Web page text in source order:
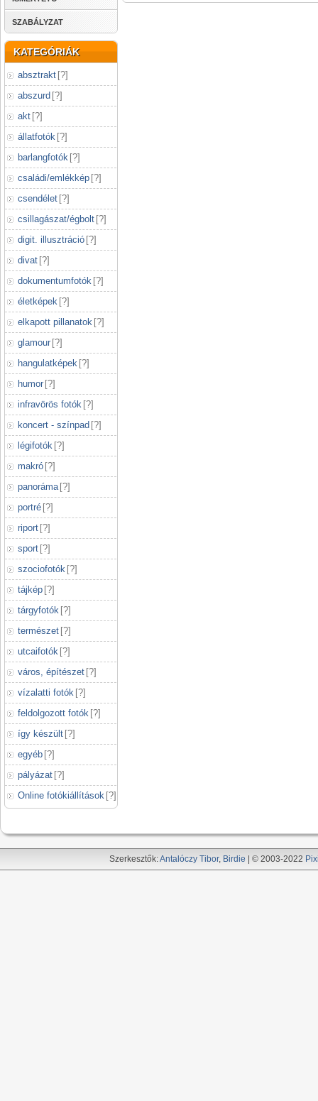
SZABÁLYZAT
KATEGÓRIÁK
absztrakt [?]
abszurd [?]
akt [?]
állatfotók [?]
barlangfotók [?]
családi/emlékkép [?]
csendélet [?]
csillagászat/égbolt [?]
digit. illusztráció [?]
divat [?]
dokumentumfotók [?]
életképek [?]
elkapott pillanatok [?]
glamour [?]
hangulatképek [?]
humor [?]
infravörös fotók [?]
koncert - színpad [?]
légifotók [?]
makró [?]
panoráma [?]
portré [?]
riport [?]
sport [?]
szociofotók [?]
tájkép [?]
tárgyfotók [?]
természet [?]
utcaifotók [?]
város, építészet [?]
vízalatti fotók [?]
feldolgozott fotók [?]
így készült [?]
egyéb [?]
pályázat [?]
Online fotókiállítások [?]
Szerkesztők:Antalóczy Tibor, Birdie | © 2003-2022